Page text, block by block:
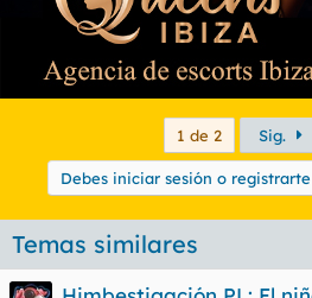
1 de 2 Sig.
Debes iniciar sesión o
Temas similares